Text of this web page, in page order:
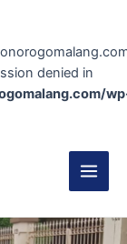
denied in